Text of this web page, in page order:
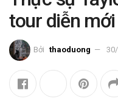
tour diễn
Bởi thaoduong